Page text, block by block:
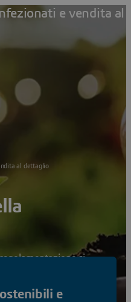
e vendita al
al dettaglio
si
e